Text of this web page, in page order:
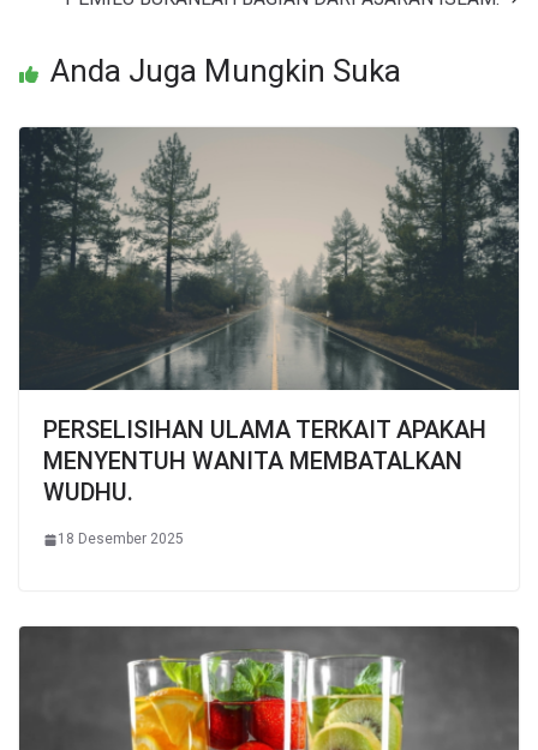
Anda Juga Mungkin Suka
PERSELISIHAN ULAMA TERKAIT APAKAH
MENYENTUH WANITA MEMBATALKAN
WUDHU.
18 Desember 2025